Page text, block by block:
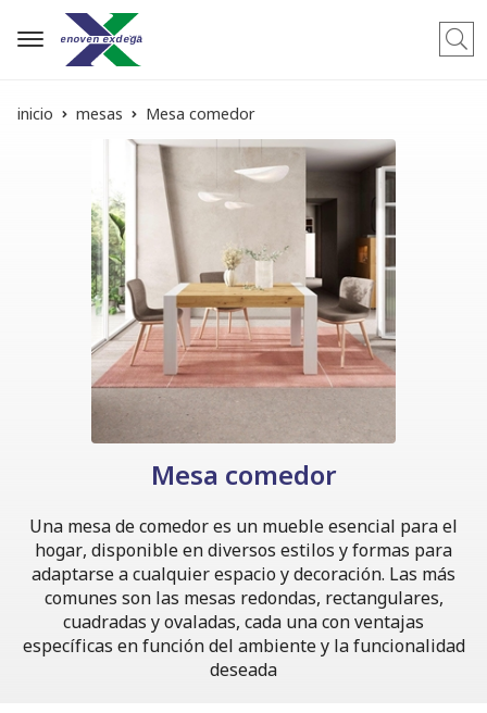
inicio mesas Mesa comedor
Mesa comedor
Una mesa de comedor es un mueble esencial para el
hogar, disponible en diversos estilos y formas para
adaptarse a cualquier espacio y decoración. Las más
comunes son las mesas redondas, rectangulares,
cuadradas y ovaladas, cada una con ventajas
específicas en función del ambiente y la funcionalidad
deseada